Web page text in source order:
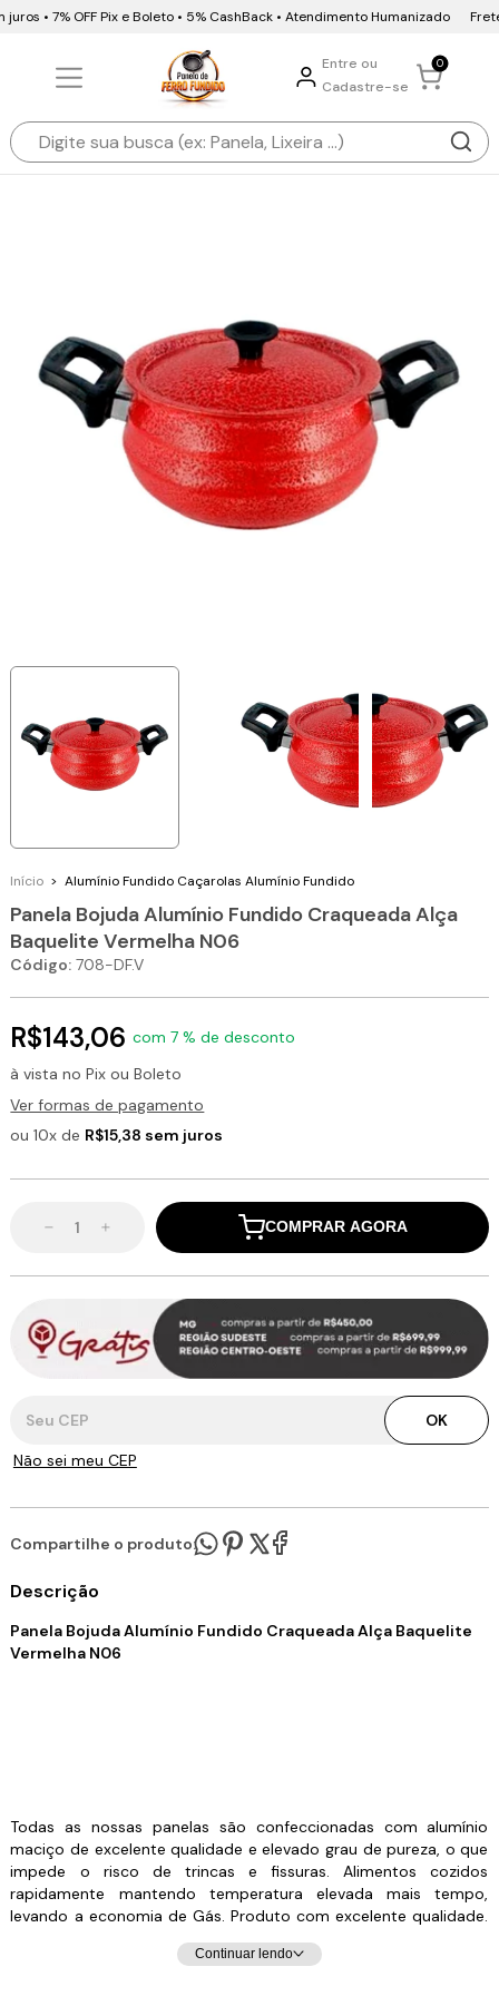
• 7% OFF Pix e Boleto • 5% CashBack • Atendimento Humanizado Frete
Entre ou
Cadastre-se
0
Início > Alumínio Fundido Caçarolas Alumínio Fundido
Panela Bojuda Alumínio Fundido Craqueada Alça
Baquelite Vermelha N06
Código: 708-DF.V
R$143,06 com 7 % de desconto
à vista no Pix ou Boleto
Ver formas de pagamento
ou 10x de R$15,38 sem juros
COMPRAR AGORA
OK
Não sei meu CEP
Compartilhe o produto:
Descrição
Panela Bojuda Alumínio Fundido Craqueada Alça Baquelite
Vermelha N06
Todas as nossas panelas são confeccionadas com alumínio
maciço de excelente qualidade e elevado grau de pureza, o que
impede o risco de trincas e fissuras. Alimentos cozidos
rapidamente mantendo temperatura elevada mais tempo,
levando a economia de Gás. Produto com excelente qualidade.
Possuem cabos de madeira para facilitar o manuseio. Produto
de Alta Durabilidade, mais beleza e comodidade em sua
Continuar lendo